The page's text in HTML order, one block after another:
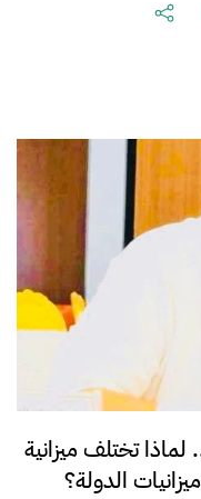
لماذا تختلف ميزانية
الدولة؟